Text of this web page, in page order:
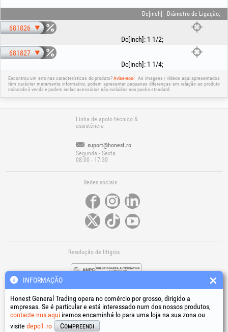
Dc[inch] - Diâmetro de Ligação;
681826
Dc[inch]: 1 1/2;
681827
Dc[inch]: 1 1/4;
Encontrou um erro nas características do produto?Avise-nos!
As imagens / vídeos aqui apresentados
têm carácter meramente informativo, podem apresentar pequenas diferenças em relação ao produto
colocado à venda e podem incluir acessórios não incluídos nos packs standard.
Linha de apoio técnico &
assistência
suport@honest.ro
Segunda - Sexta
08:00 - 17:30
Redes sociais
Resolução de litígios
Ligações úteis
INFORMAÇÃO
Honest General Trading opera no comércio por grosso, dirigido a
empresas. Se é particular e está interessado num dos nossos produtos,
contacte-nos aqui iremos encaminhá-lo para uma loja na sua zona ou
visite depo1.ro Compreendi